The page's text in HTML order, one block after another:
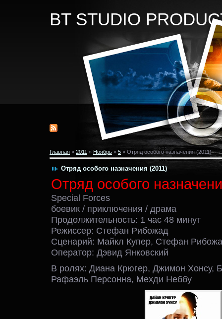
BT STUDIO
Главная » 2011 » Ноябрь » 5 » Отряд особого назначения (2011)
Отряд особого назначения (2011)
Отряд особого
Special Forces
боевик / приключения / драма
Продолжительность: 1 час 48 минут
Режиссер: Стефан Рибожад
Сценарий: Майкл Купер, Стефан
Оператор: Дэвид Янковский
В ролях: Диана Крюгер, Джимон Хонсу,
Рафаэль Персонна, Мехди Неббу